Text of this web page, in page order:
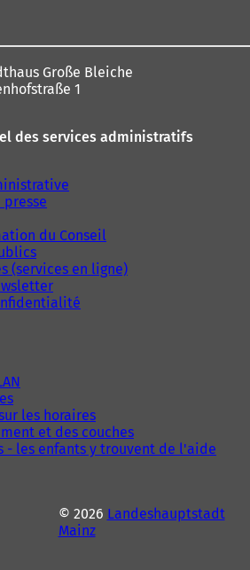
Große Bleiche
1
des services administratifs
presse
du Conseil
(services en ligne)
les horaires
et des couches
- les enfants y trouvent de l'aide
© 2026 Landeshauptstadt
Mainz